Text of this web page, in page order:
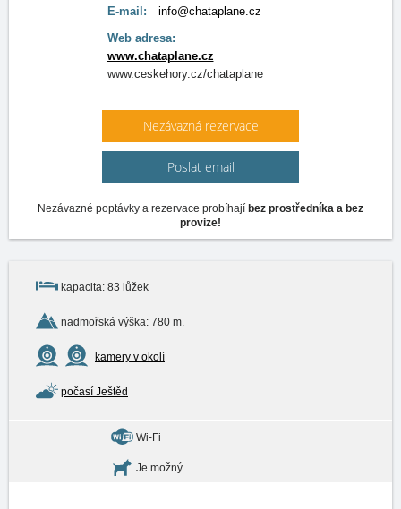
E-mail:
info@chataplane.cz
Web adresa:
www.chataplane.cz
www.ceskehory.cz/chataplane
Nezávazná rezervace
Poslat email
Nezávazné poptávky a rezervace probíhají bez prostředníka a bez
provize!
kapacita: 83 lůžek
nadmořská výška: 780 m.
kamery v okolí
počasí Ještěd
Wi-Fi
Je možný